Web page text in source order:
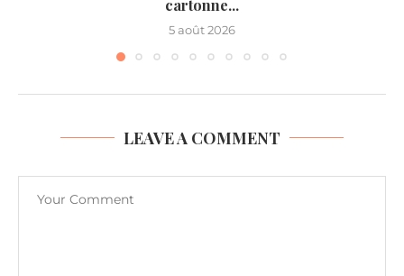
cartonne...
5 août 2026
LEAVE A COMMENT